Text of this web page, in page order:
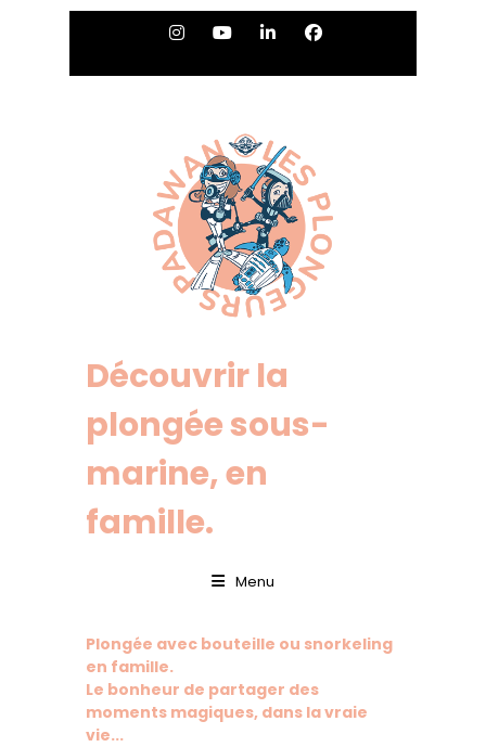
Découvrir la
plongée sous-
marine, en
famille.
Menu
Plongée avec bouteille ou snorkeling
en famille.
Le bonheur de partager des
moments magiques, dans la vraie
vie...